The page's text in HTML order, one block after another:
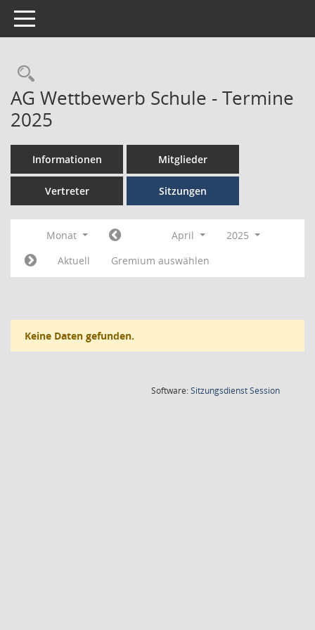
Toggle navigation
AG Wettbewerb Schule - Termine
2025
Informationen Mitglieder
Vertreter Sitzungen
Monat April
2025
Aktuell
Gremium auswählen
Keine Daten gefunden.
Software:SitzungsdienstSession(Wird in